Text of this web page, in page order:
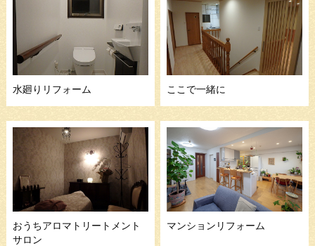
水廻りリフォーム ここで一緒に
おうちアロマトリートメント
サロン
マンションリフォーム